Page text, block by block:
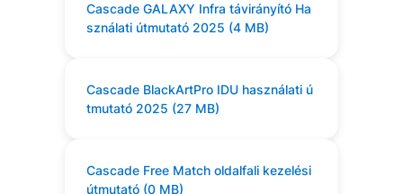
Cascade GALAXY Infra távirányító Ha
sználati útmutató 2025 (4 MB)
Cascade BlackArtPro IDU használati ú
tmutató 2025 (27 MB)
Cascade Free Match oldalfali kezelési
útmutató (0 MB)